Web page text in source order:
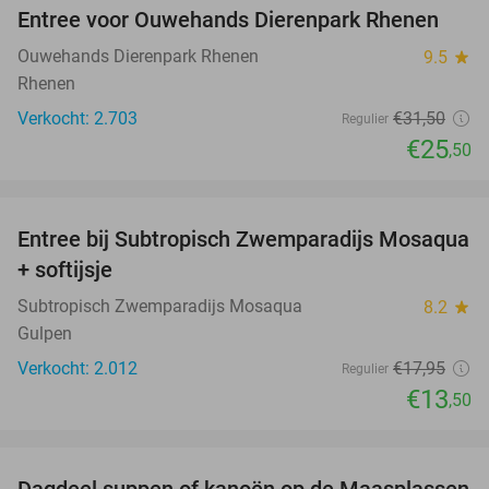
19%
Entree voor Ouwehands Dierenpark Rhenen
Ouwehands Dierenpark Rhenen 9.5 star
Rhenen
Verkocht: 2.703
Regulier €31,50
€25,50
25%
Entree bij Subtropisch Zwemparadijs Mosaqua
+ softijsje
Subtropisch Zwemparadijs Mosaqua 8.2 star
Gulpen
Verkocht: 2.012
Regulier €17,95
€13,50